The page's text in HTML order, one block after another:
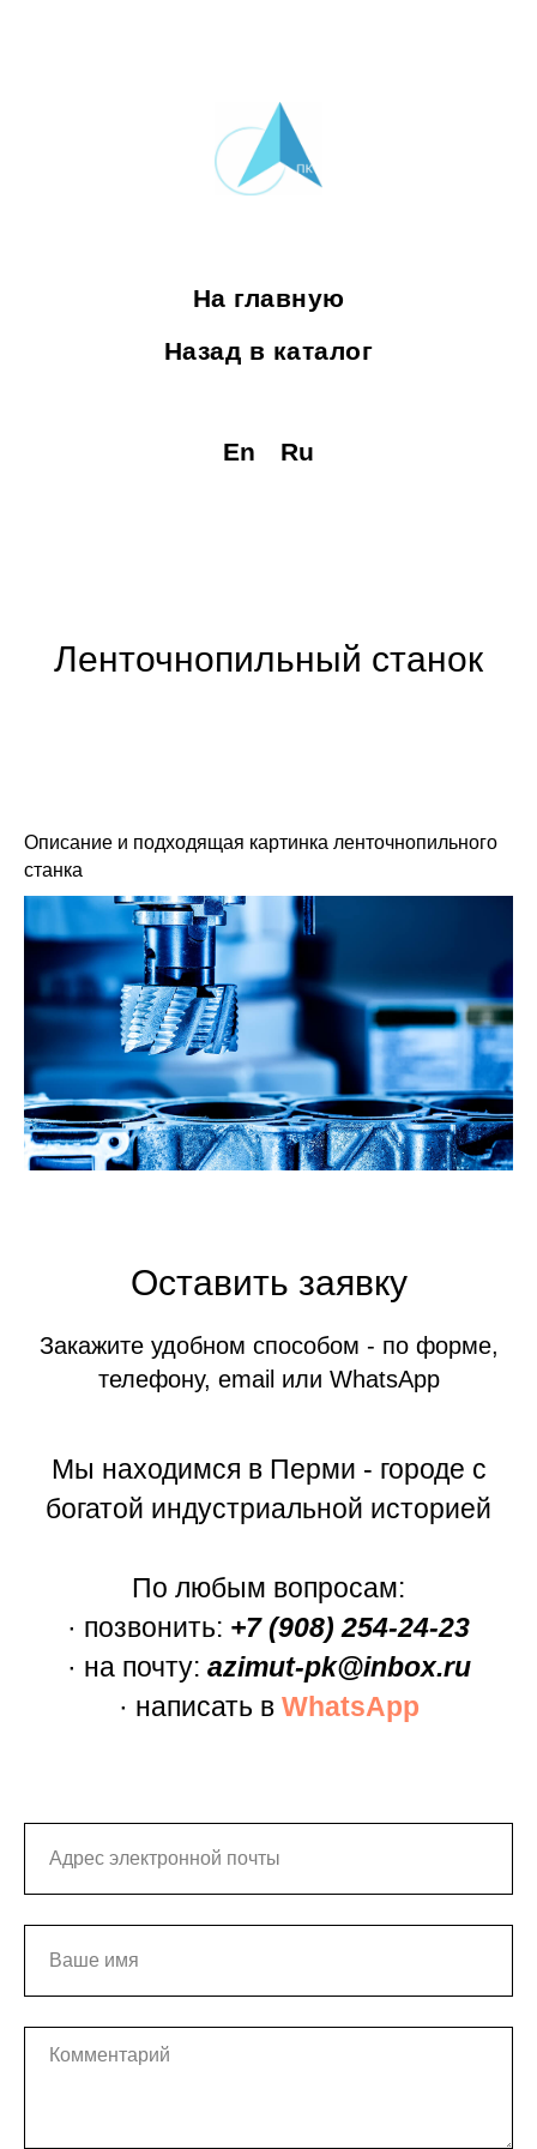
На главную
Назад в каталог
En Ru
Ленточнопильный станок
Описание и подходящая картинка ленточнопильного
станка
Оставить заявку
Закажите удобном способом - по форме,
телефону, email или WhatsApp
Мы находимся в Перми - городе с
богатой индустриальной историей
По любым вопросам:
· позвонить: +7 (908) 254-24-23
· на почту: azimut-pk@inbox.ru
· написать в WhatsApp